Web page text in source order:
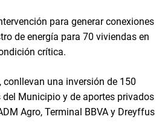
para generar conexiones
de energía para 70 viviendas en
crítica.
conllevan una inversión de 150
Municipio y de aportes privados
Agro, Terminal BBVA y Dreyffus